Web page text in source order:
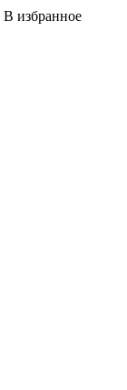
В избранное